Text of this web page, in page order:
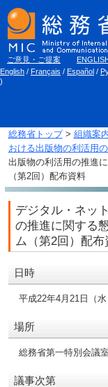
ご意見・ご提案
English / Français / Español /
)
総務省トップ> 組織案
おける出版物の利活用
出版物の利活用の推進
（第2回）配布資料
デジタル・ネッ
の推進に関する
ム（第2回）配布
日時
平成22年4月21日（水
場所
総務省第一特別会議室
議事次第